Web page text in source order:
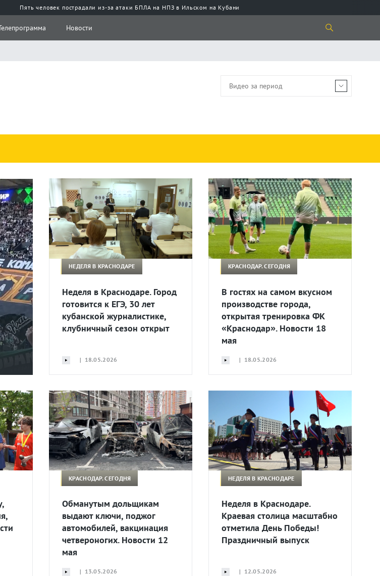
Пять человек пострадали из-за атаки БПЛА на НПЗ в Ильском на Кубани
Новости
НЕДЕЛЯ В КРАСНОДАРЕ
Неделя в Краснодаре. Город
готовится к ЕГЭ, 30 лет
кубанской журналистике,
клубничный сезон открыт
| 18.05.2026
КРАСНОДАР. СЕГОДНЯ
В гостях на самом вкусном
производстве города,
открытая тренировка ФК
«Краснодар». Новости 18
мая
| 18.05.2026
КРАСНОДАР. СЕГОДНЯ
Обманутым дольщикам
выдают ключи, поджог
автомобилей, вакцинация
четвероногих. Новости 12
мая
| 13.05.2026
НЕДЕЛЯ В КРАСНОДАРЕ
Неделя в Краснодаре.
Краевая столица масштабно
отметила День Победы!
Праздничный выпуск
| 12.05.2026